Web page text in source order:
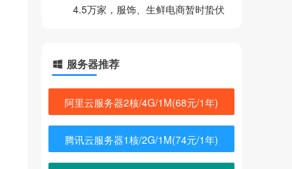
4.5万家，服饰、生鲜电商暂时蛰伏
服务器推荐
阿里云服务器2核/4G/1M(68元/1年)
腾讯云服务器1核/2G/1M(74元/1年)